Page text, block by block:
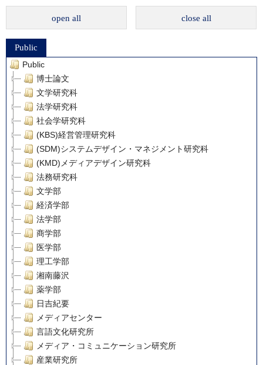
open all close all
Public
Public
博士論文
文学研究科
法学研究科
社会学研究科
(KBS)経営管理研究科
(SDM)システムデザイン・マネジメント研究科
(KMD)メディアデザイン研究科
法務研究科
文学部
経済学部
法学部
商学部
医学部
理工学部
湘南藤沢
薬学部
日吉紀要
メディアセンター
言語文化研究所
メディア・コミュニケーション研究所
産業研究所